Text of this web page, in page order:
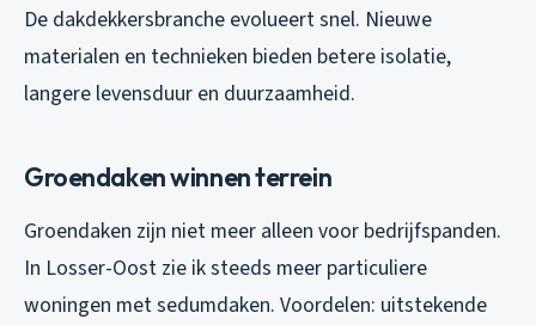
De dakdekkersbranche evolueert snel. Nieuwe
materialen en technieken bieden betere isolatie,
langere levensduur en duurzaamheid.
Groendaken winnen terrein
Groendaken zijn niet meer alleen voor bedrijfspanden.
In Losser-Oost zie ik steeds meer particuliere
woningen met sedumdaken. Voordelen: uitstekende